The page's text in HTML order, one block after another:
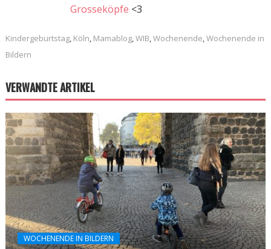
Grosseköpfe <3
Kindergeburtstag, Köln, Mamablog,WIB,Wochenende,Wochenende in
Bildern
VERWANDTE ARTIKEL
WOCHENENDE IN BILDERN